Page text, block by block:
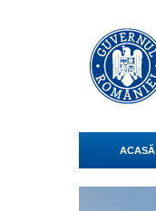
ACASĂ